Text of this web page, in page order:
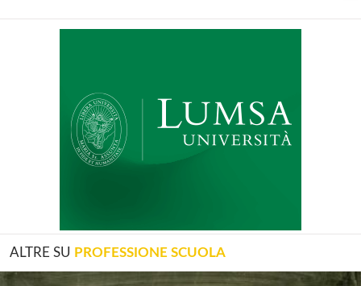
ALTRE SU PROFESSIONE SCUOLA